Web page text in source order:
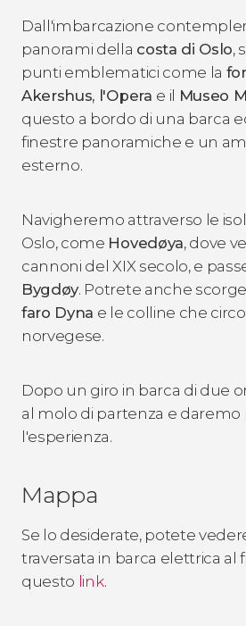
Dall'imbarcazione
panorami della costa di Oslo,
punti emblematici come la
Akershus, l'Opera e il Museo
questo a bordo di una barca
finestre panoramiche e un
esterno.
Navigheremo attraverso le
Oslo, come Hovedøya, dove
cannoni del XIX secolo, e
Bygdøy. Potrete anche
faro Dyna e le colline che
norvegese.
Dopo un giro in barca di due
al molo di partenza e daremo
l'esperienza.
Mappa
Se lo desiderate, potete
traversata in barca elettrica al
questo link.